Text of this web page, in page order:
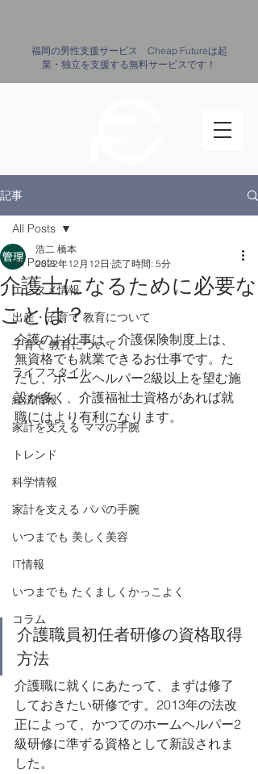
​福岡の男性支援サービス Cheap Futureは起
業・独立を支援する無料サービスです！
記事
All Posts
エンタメ情報
出産・子育て ​教育について
子育て ​教育について
ライフスタイル
経済情報
家計を支える ママの手腕
トレンド
科学情報
家計を支える パパの手腕
いつまでも ​美しく美容
IT情報
いつまでも ​たくましくかっこよく
コラム
All Posts
介護士になるために必要な
ことは？
浩二 橋本
2022年12月12日 読了時間: 5分
介護のお仕事は、介護保険制度上は、
無資格でも就業できるお仕事です。た
だし、ホームヘルパー2級以上を望む施
設が多く、介護福祉士資格があれば就
職にはより有利になります。
介護職員初任者研修の資格取得
方法
介護職に就くにあたって、まずは修了
しておきたい研修です。2013年の法改
正によって、かつてのホームヘルパー2
級研修に準ずる資格として新設されま
した。